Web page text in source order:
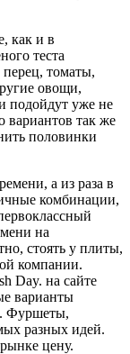
как и в
теста
томаты,
овощи,
подойдут уже не
вариантов так же
половинки
а из раза в
комбинации,
на
стоять у плиты,
компании.
Day. на сайте
варианты
Фуршеты,
разных идей.
цену.